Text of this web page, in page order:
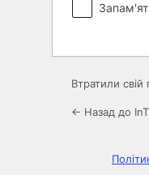
Втратили свій
← Назад до